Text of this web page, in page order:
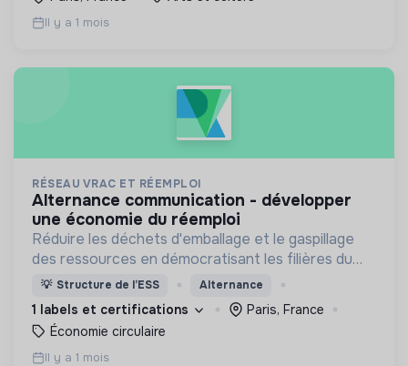
Il y a 1 mois
RÉSEAU VRAC ET RÉEMPLOI
alternance communication - développer
une économie du réemploi
Réduire les déchets d'emballage et le gaspillage
des ressources en démocratisant les filières du
vrac et du réemploi, et en accompagnant les
professionnels à développer leur activité.
💡 Structure de l’ESS Alternance
1 labels et certifications
Paris, France
Économie circulaire
Il y a 1 mois